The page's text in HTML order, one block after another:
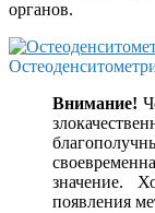
органов.
Внимание!
значение.
появления